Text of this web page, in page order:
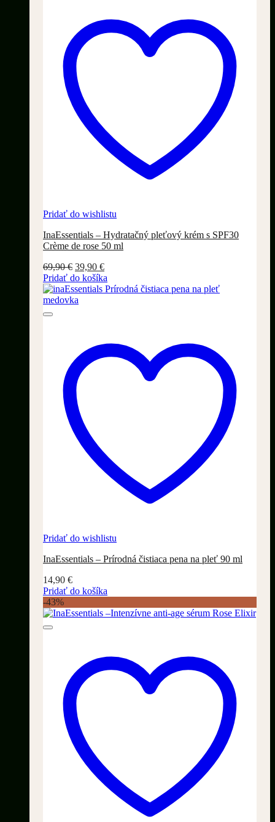
Pridať do wishlistu
InaEssentials – Hydratačný pleťový krém s SPF30
Crème de rose 50 ml
69,90€ Pôvodná
cena
bola:
69,90 €.
39,90 €Aktuálna
cena
je:
Pridať do košíka
Pridať do wishlistu
InaEssentials – Prírodná čistiaca pena na pleť 90 ml
14,90 €
Pridať do košíka
-43%